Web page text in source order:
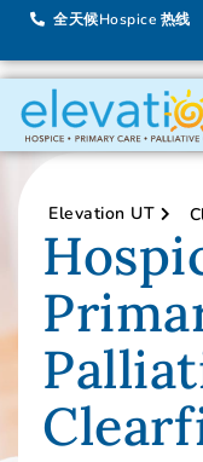
全天候Hospice 热线
Elevation UT